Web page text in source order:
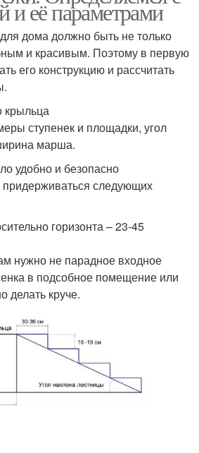
и её параметрами
дома должно быть не только
и красивым. Поэтому в первую
его конструкцию и рассчитать
крыльца
ступенек и площадки, угол
марша.
удобно и безопасно
придерживаться следующих
горизонта – 23-45
нужно не парадное входное
в подсобное помещение или
делать круче.